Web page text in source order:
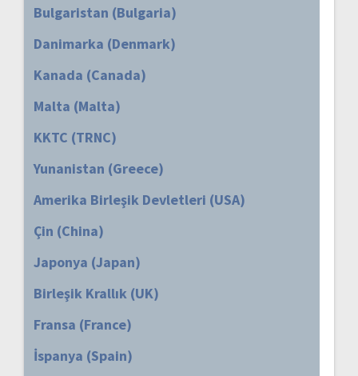
Bulgaristan (Bulgaria)
Danimarka (Denmark)
Kanada (Canada)
Malta (Malta)
KKTC (TRNC)
Yunanistan (Greece)
Amerika Birleşik Devletleri (USA)
Çin (China)
Japonya (Japan)
Birleşik Krallık (UK)
Fransa (France)
İspanya (Spain)